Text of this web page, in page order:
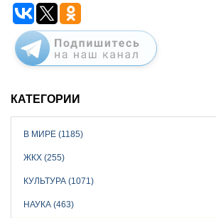
КАТЕГОРИИ
В МИРЕ (1185)
ЖКХ (255)
КУЛЬТУРА (1071)
НАУКА (463)